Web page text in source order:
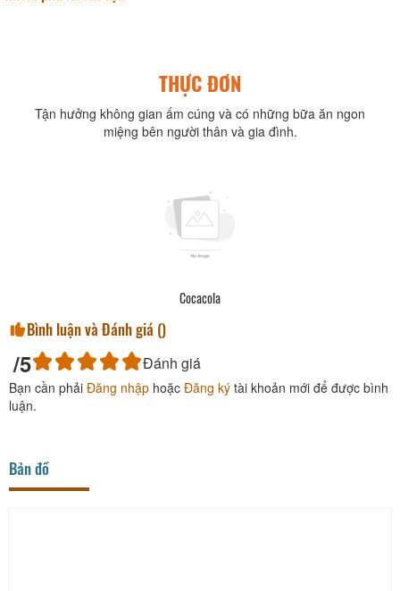
THỰC ĐƠN
Tận hưởng không gian ấm cúng và có những bữa ăn ngon
miệng bên người thân và gia đình.
Cocacola
Bình luận và Đánh giá ()
/5 Đánh giá
Bạn cần phải Đăng nhập hoặc Đăng ký tài khoản mới để được bình
luận.
Bản đồ